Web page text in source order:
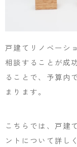
戸建てリノベーシ
相談することが成
ることで、予算内
まります。
こちらでは、戸建
ントについて詳し